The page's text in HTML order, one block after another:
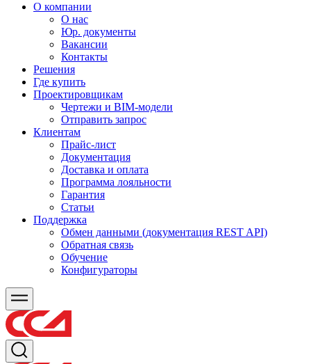
О компании
О нас
Юр. документы
Вакансии
Контакты
Решения
Где купить
Проектировщикам
Чертежи и BIM-модели
Отправить запрос
Клиентам
Прайс-лист
Документация
Доставка и оплата
Программа лояльности
Гарантия
Статьи
Поддержка
Обмен данными (документация REST API)
Обратная связь
Обучение
Конфигураторы